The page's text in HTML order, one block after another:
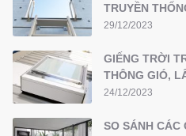
TRUYỀN
29/12/2023
GIẾNG TRỜI
THÔNG GIÓ,
24/12/2023
SO SÁNH CÁC